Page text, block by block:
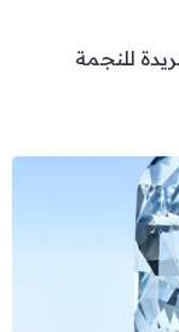
للنجمة